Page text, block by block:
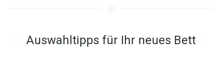
Auswahltipps für Ihr neues Bett